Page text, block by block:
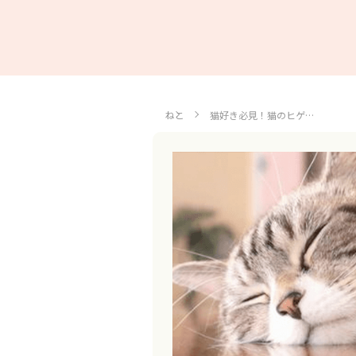
ねこ 猫好き必見！猫のヒゲ…